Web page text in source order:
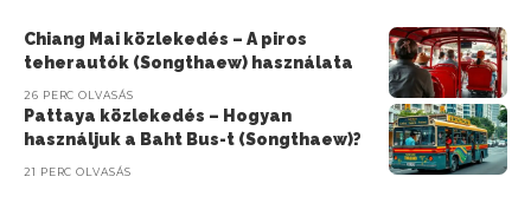
Chiang Mai közlekedés – A piros
teherautók (Songthaew) használata
26 PERC OLVASÁS
Pattaya közlekedés – Hogyan
használjuk a Baht Bus-t (Songthaew)?
21 PERC OLVASÁS